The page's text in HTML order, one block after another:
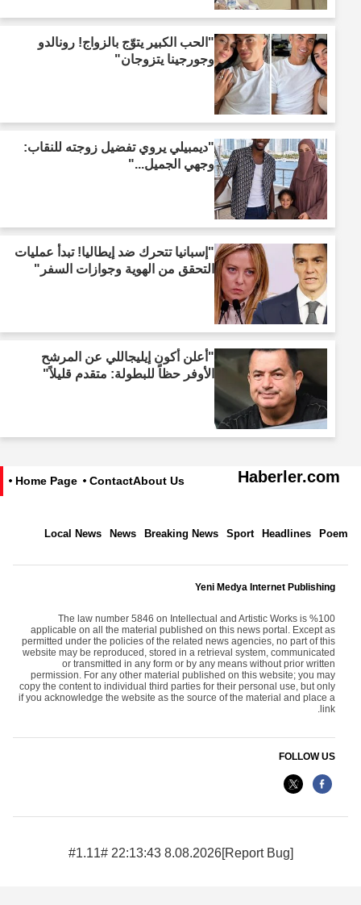
"الحب الكبير يتوّج بالزواج! رونالدو
وجورجينا يتزوجان"
"ديمبيلي يروي تفضيل زوجته للنقاب:
وجهي الجميل..."
"إسبانيا تتحرك ضد إيطاليا! تبدأ عمليات
التحقق من الهوية وجوازات السفر"
"أعلن أكون إيليجاللي عن المرشح
الأوفر حظاً للبطولة: متقدم قليلاً"
Haberler.com
About Us
Contact
Home Page
Poem
Headlines
Sport
Breaking News
News
Local News
Yeni Medya Internet Publishing
The law number 5846 on Intellectual and Artistic Works is %100
applicable on all the material published on this news portal. Except as
permitted under the policies of the related news agencies, no part of this
website may be reproduced, stored in a retrieval system, communicated
or transmitted in any form or by any means without prior written
permission. For any other material published on this website; you may
copy the content to individual third parties for their personal use, but only
if you acknowledge the website as the source of the material and place a
link.
FOLLOW US
8.08.2026 22:13:43 #1.11#